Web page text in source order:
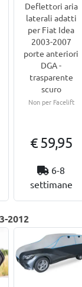
Deflettori aria
laterali adatti
per Fiat Idea
2003-2007
porte anteriori
DGA -
trasparente
scuro
Non per Facelift
€ 59,95
6-8
settimane
2012